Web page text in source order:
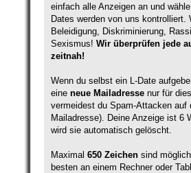
einfach alle Anzeigen an und wähle
Dates werden von uns kontrolliert.
Beleidigung, Diskriminierung,
Sexismus! Wir überprüfen jede
zeitnah!
Wenn du selbst ein L-Date
eine neue Mailadresse nur für
vermeidest du Spam-Attacken auf
Mailadresse). Deine Anzeige ist 6
wird sie automatisch gelöscht.
Maximal 650 Zeichen sind
besten an einem Rechner oder